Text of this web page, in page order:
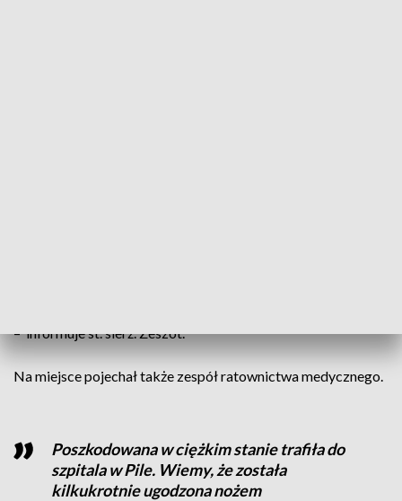
– informuje st. sierż. Zeszot.
Na miejsce pojechał także zespół ratownictwa medycznego.
Poszkodowana w ciężkim stanie trafiła do
szpitala w Pile. Wiemy, że została
kilkukrotnie ugodzona nożem